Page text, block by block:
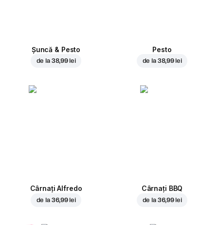
Șuncă & Pesto
de la 38,99 lei
Pesto
de la 38,99 lei
Cârnați Alfredo
de la 36,99 lei
Cârnați BBQ
de la 36,99 lei